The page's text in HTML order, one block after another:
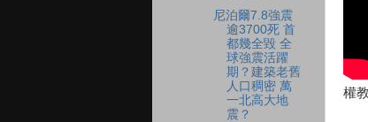
權
尼泊爾7.8強震
逾3700死 首
都幾全毀 全
球強震活躍
期？建築老舊
人口稠密 萬
一北高大地
震？